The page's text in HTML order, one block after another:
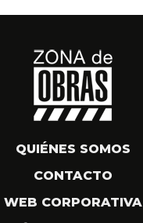
QUIÉNES SOMOS
CONTACTO
WEB CORPORATIVA